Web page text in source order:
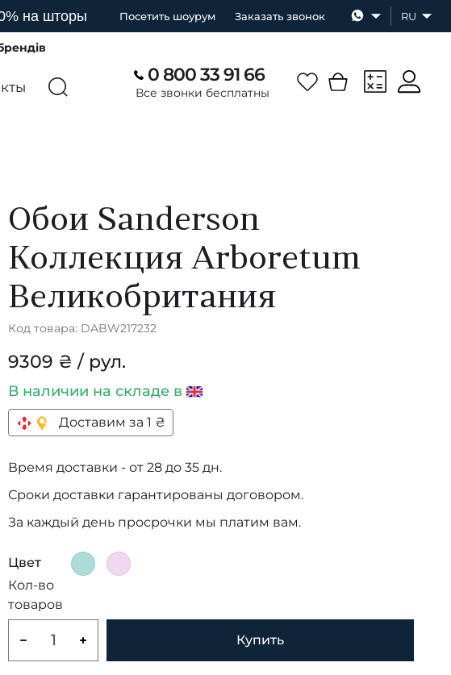
на шторы Посетить шоурум Заказать звонок RU
0 800 33 91 66
Все звонки бесплатны
Обои Sanderson
Коллекция Arboretum
Великобритания
Код товара: DABW217232
9309 ₴ / рул.
В наличии на складе в
Доставим за 1 ₴
Время доставки - от 28 до 35 дн.
Сроки доставки гарантированы договором.
За каждый день просрочки мы платим вам.
Цвет
Кол-во
товаров
Купить